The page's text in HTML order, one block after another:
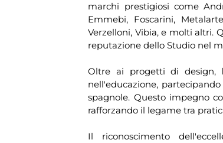
marchi prestigiosi come
Emmebi, Foscarini,
Verzelloni, Vibia, e molti altri.
reputazione dello Studio nel
Oltre ai progetti di design,
nell'educazione,
spagnole. Questo impegno
rafforzando il legame tra
Il riconoscimento